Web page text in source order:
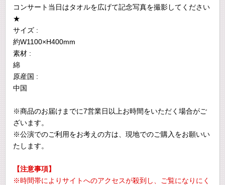
コンサート当日はタオルを広げて記念写真を撮影してください
★
サイズ :
約W1100×H400mm
素材 :
綿
原産国 :
中国
※商品のお届けまでに7営業日以上お時間をいただく場合がご
ざいます。
※公演でのご利用をお考えの方は、現地でのご購入をお願いい
たします。
【注意事項】
※時間帯によりサイトへのアクセスが殺到し、ご覧になりにく